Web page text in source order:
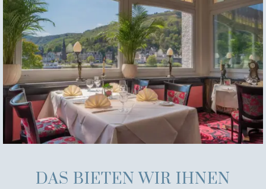
DAS BIETEN WIR IHNEN